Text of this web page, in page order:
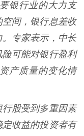
银行业的大力支
间，银行息差收
专家表示，中长
可能对银行盈利
产质量的变化情
股受到多重因素
收益的投资者有